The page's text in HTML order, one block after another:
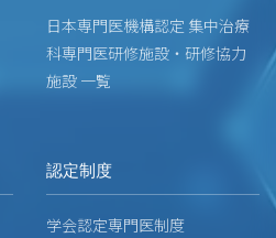
日本専門医機構認定 集中治療
科専門医研修施設・研修協力
施設 一覧
認定制度
学会認定専門医制度